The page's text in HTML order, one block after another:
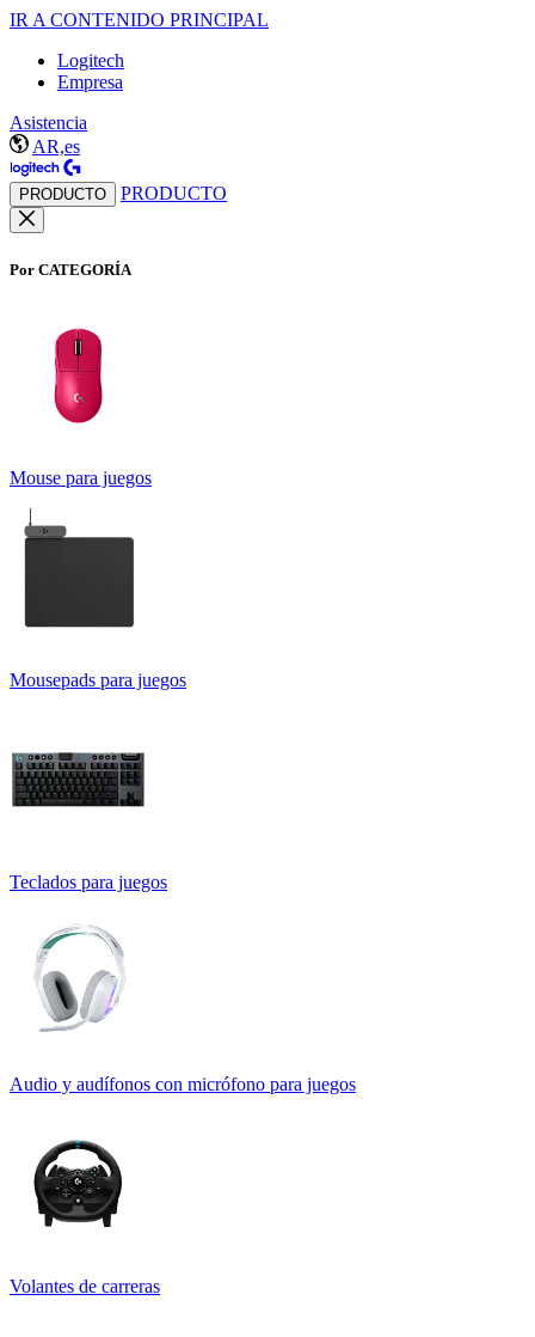
IR A CONTENIDO PRINCIPAL
Logitech
Empresa
Asistencia
AR,es
PRODUCTO PRODUCTO
Por CATEGORÍA
Mouse para juegos
Mousepads para juegos
Teclados para juegos
Audio y audífonos con micrófono para juegos
Volantes de carreras